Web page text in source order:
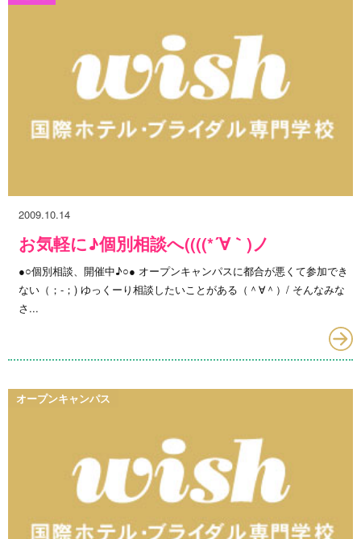
2009.10.14
お気軽に♪個別相談へ((((*´∀｀)ノ
●○個別相談、開催中♪○● オープンキャンパスに都合が悪くて参加でき
ない（；-；) ゆっくーり相談したいことがある（＾∀＾）/ そんなみな
さ...
オープンキャンパス